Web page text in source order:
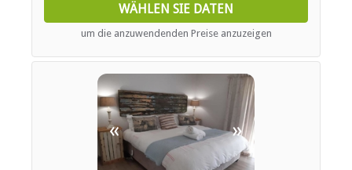
WÄHLEN SIE DATEN
um die anzuwendenden Preise anzuzeigen
« »